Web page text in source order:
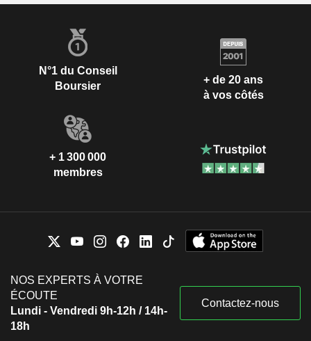
N°1 du Conseil
Boursier
+ de 20 ans
à vos côtés
+ 1 300 000
membres
NOS EXPERTS À VOTRE
ÉCOUTE
Lundi - Vendredi 9h-12h / 14h-
18h
Contactez-nous